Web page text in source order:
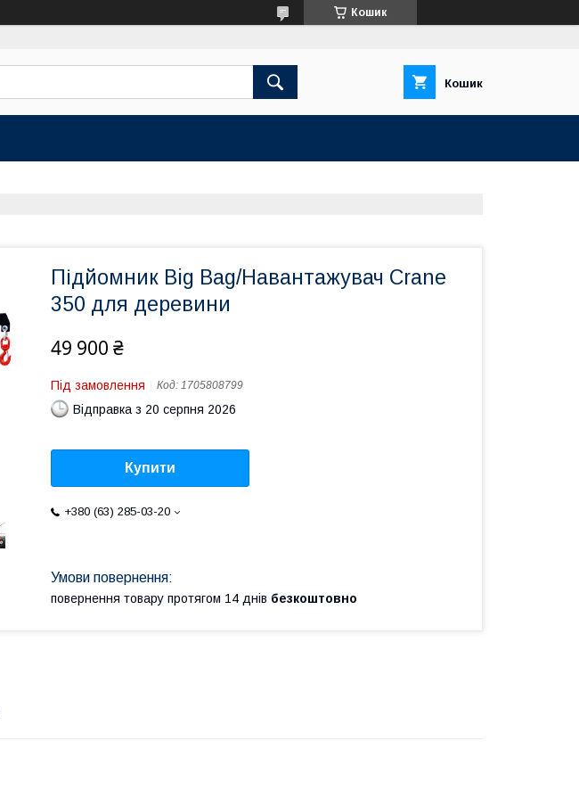
Кошик
Кошик
Підйомник Big Bag/Навантажувач Crane
350 для деревини
49 900 ₴
Під замовлення Код: 1705808799
Відправка з 20 серпня 2026
Купити
+380 (63) 285-03-20
повернення товару протягом 14 днів безкоштовно